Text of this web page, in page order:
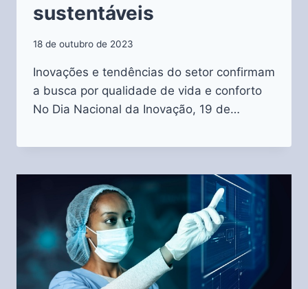
sustentáveis
18 de outubro de 2023
Inovações e tendências do setor confirmam
a busca por qualidade de vida e conforto
No Dia Nacional da Inovação, 19 de…